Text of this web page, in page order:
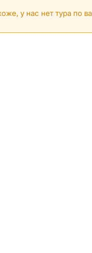
у нас нет тура по